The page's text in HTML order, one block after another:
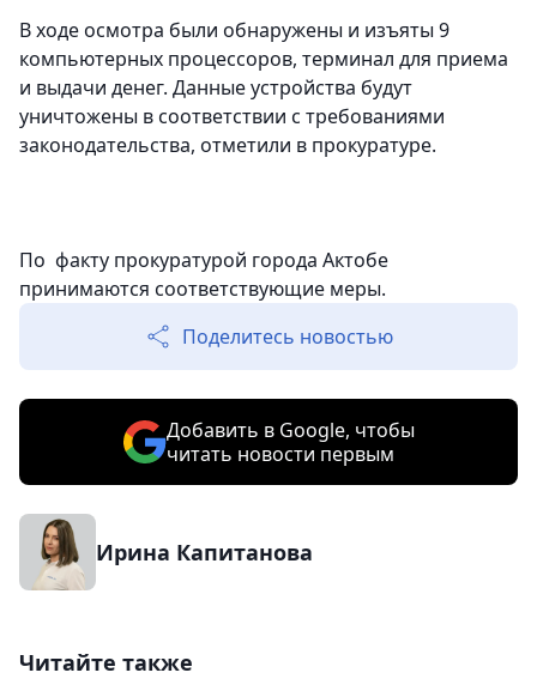
В ходе осмотра были обнаружены и изъяты 9
компьютерных процессоров, терминал для приема
и выдачи денег. Данные устройства будут
уничтожены в соответствии с требованиями
законодательства, отметили в прокуратуре.
По факту прокуратурой города Актобе
принимаются соответствующие меры.
Поделитесь новостью
Добавить в Google, чтобы
читать новости первым
Ирина Капитанова
Читайте также